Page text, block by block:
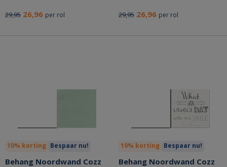
29,95 26,96 per rol 29,95 26,96 per rol
10% korting Bespaar nu!
Behang Noordwand Cozz
10% korting Bespaar nu!
Behang Noordwand Cozz